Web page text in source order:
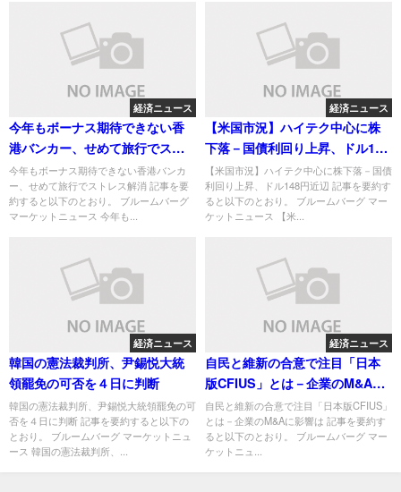
経済ニュース
今年もボーナス期待できない香
港バンカー、せめて旅行でスト
レス解消
今年もボーナス期待できない香港バンカ
ー、せめて旅行でストレス解消 記事を要
約すると以下のとおり。 ブルームバーグ
マーケットニュース 今年も...
経済ニュース
【米国市況】ハイテク中心に株
下落－国債利回り上昇、ドル148
円近辺
【米国市況】ハイテク中心に株下落－国債
利回り上昇、ドル148円近辺 記事を要約す
ると以下のとおり。 ブルームバーグ マー
ケットニュース 【米...
経済ニュース
韓国の憲法裁判所、尹錫悦大統
領罷免の可否を４日に判断
韓国の憲法裁判所、尹錫悦大統領罷免の可
否を４日に判断 記事を要約すると以下の
とおり。 ブルームバーグ マーケットニュ
ース 韓国の憲法裁判所、...
経済ニュース
自民と維新の合意で注目「日本
版CFIUS」とは－企業のM&Aに
影響は
自民と維新の合意で注目「日本版CFIUS」
とは－企業のM&Aに影響は 記事を要約す
ると以下のとおり。 ブルームバーグ マー
ケットニュ...